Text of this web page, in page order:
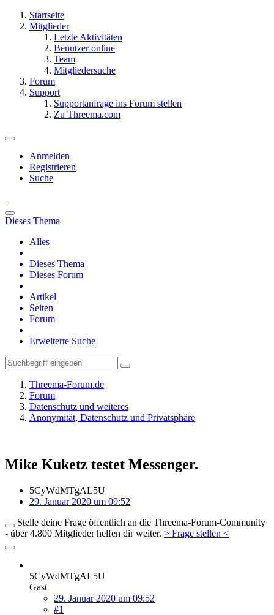
Startseite
Mitglieder
Letzte Aktivitäten
Benutzer online
Team
Mitgliedersuche
Forum
Support
Supportanfrage ins Forum stellen
Zu Threema.com
Anmelden
Registrieren
Suche
Dieses Thema
Alles
Dieses Thema
Dieses Forum
Artikel
Seiten
Forum
Erweiterte Suche
Threema-Forum.de
Forum
Datenschutz und weiteres
Anonymität, Datenschutz und Privatsphäre
Mike Kuketz testet Messenger.
5CyWdMTgAL5U
29. Januar 2020 um 09:52
Stelle deine Frage öffentlich an die Threema-Forum-Community
- über 4.800 Mitglieder helfen dir weiter. > Frage stellen <
5CyWdMTgAL5U
Gast
29. Januar 2020 um 09:52
#1